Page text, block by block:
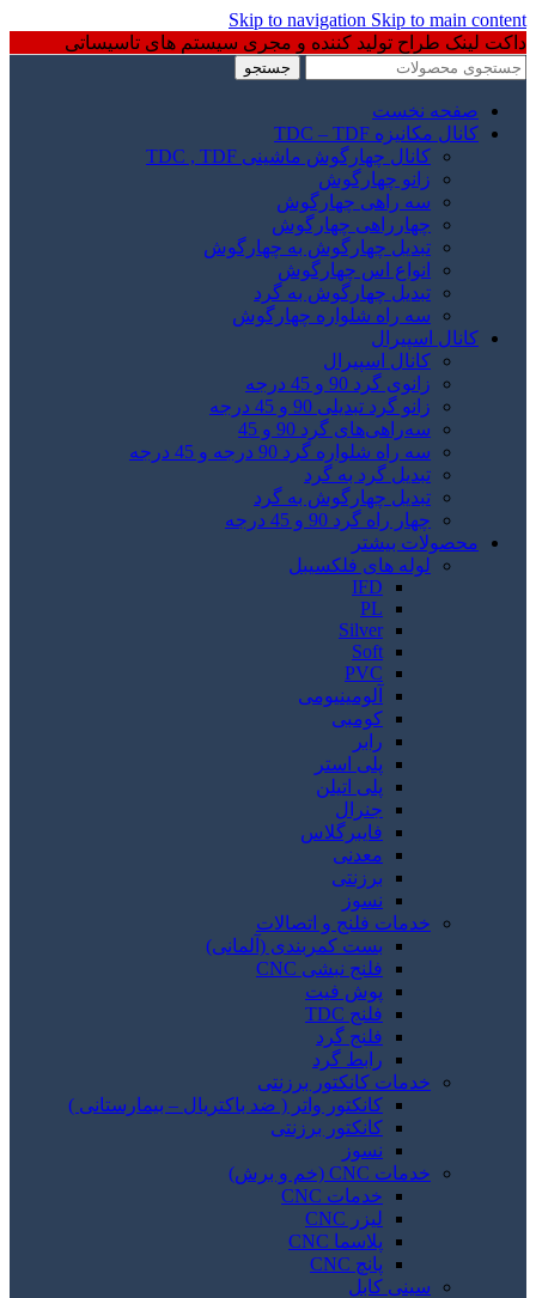
Skip to navigation Skip to main content
داکت لینک طراح تولید کننده و مجری سیستم های تاسیساتی
جستجو
صفحه نخست
کانال مکانیزه TDC – TDF
کانال چهارگوش ماشینی TDC , TDF
زانو چهارگوش
سه راهی چهارگوش
چهارراهی چهارگوش
تبدیل چهارگوش به چهارگوش
انواع اس چهارگوش
تبدیل چهارگوش به گرد
سه راه شلواره چهارگوش
کانال اسپیرال
کانال اسپیرال
زانوی گرد 90 و 45 درجه
زانو گرد تبدیلی 90 و 45 درجه
سه‌راهی‌های گرد 90 و 45
سه راه شلواره گرد 90 درجه و 45 درجه
تبدیل گرد به گرد
تبدیل چهارگوش به گرد
چهار راه گرد 90 و 45 درجه
محصولات بیشتر
لوله های فلکسیبل
IFD
PL
Silver
Soft
PVC
آلومینیومی
کومبی
رابر
پلی استر
پلی اتیلن
جنرال
فایبرگلاس
معدنی
برزنتی
نسوز
خدمات فلنج و اتصالات
بست کمربندی (آلمانی)
فلنج نبشی CNC
پوش فیت
فلنج TDC
فلنج گرد
رابط گرد
خدمات کانکتور برزنتی
کانکتور واتر ( ضد باکتریال – بیمارستانی )
کانکتور برزنتی
نسوز
خدمات CNC (خم و برش)
خدمات CNC
لیزر CNC
پلاسما CNC
پانچ CNC
سینی کابل